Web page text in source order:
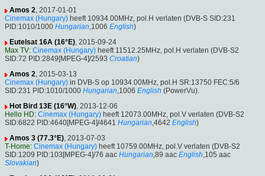
Amos 2, 2017-01-01
Cinemax (Hungary) heeft 10934.00MHz, pol.H verlaten (DVB-S SID:231
PID:1010/1000 Hungarian,1006 English)
Eutelsat 16A (16°E), 2015-09-24
Max TV: Cinemax (Hungary) heeft 11512.25MHz, pol.H verlaten (DVB-S2
SID:72 PID:2849[MPEG-4]/2593 Croatian)
Amos 2, 2015-03-13
Cinemax (Hungary) in DVB-S op 10934.00MHz, pol.H SR:13750 FEC:5/6
SID:231 PID:1010/1000 Hungarian,1006 English (PowerVu).
Hot Bird 13E (16°W), 2013-12-06
Hello HD: Cinemax (Hungary) heeft 12073.00MHz, pol.V verlaten (DVB-S2
SID:6822 PID:4640[MPEG-4]/4641 Hungarian,4642 English)
Amos 3 (77.3°E), 2013-07-03
T-Home: Cinemax (Hungary) heeft 10759.00MHz, pol.V verlaten (DVB-S2
SID:1209 PID:103[MPEG-4]/76 aac Hungarian,89 aac English,105 aac
Slovakian)